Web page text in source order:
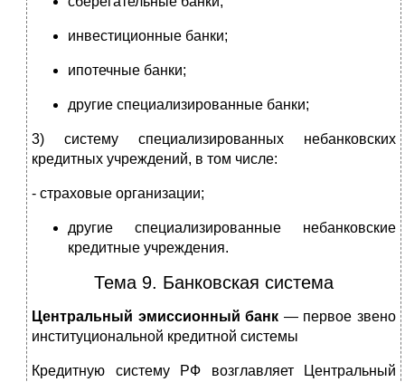
инвестиционные банки;
ипотечные банки;
другие специализированные банки;
3) систему специализированных небанковских
кредитных учреждений, в том числе:
- страховые организации;
другие специализированные небанковские
кредитные учреждения.
Тема 9. Банковская система
Центральный эмиссионный банк — первое звено
институциональной кредитной системы
Кредитную систему РФ возглавляет Центральный